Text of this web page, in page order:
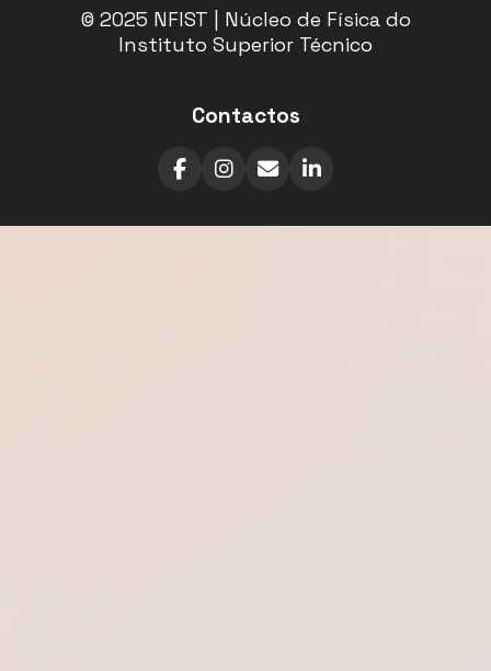
© 2025 NFIST | Núcleo de Física do
Instituto Superior Técnico
Contactos